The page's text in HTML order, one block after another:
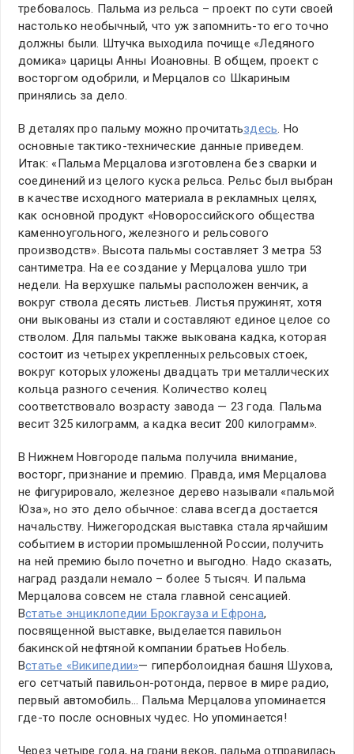
требовалось. Пальма из рельса – проект по сути своей
настолько необычный, что уж запомнить-то его точно
должны были. Штучка выходила почище «Ледяного
домика» царицы Анны Иоановны. В общем, проект с
восторгом одобрили, и Мерцалов со Шкариным
принялись за дело.
В деталях про пальму можно прочитатьздесь. Но
основные тактико-технические данные приведем.
Итак: «Пальма Мерцалова изготовлена без сварки и
соединений из целого куска рельса. Рельс был выбран
в качестве исходного материала в рекламных целях,
как основной продукт «Новороссийского общества
каменноугольного, железного и рельсового
производств». Высота пальмы составляет 3 метра 53
сантиметра. На ее создание у Мерцалова ушло три
недели. На верхушке пальмы расположен венчик, а
вокруг ствола десять листьев. Листья пружинят, хотя
они выкованы из стали и составляют единое целое со
стволом. Для пальмы также выкована кадка, которая
состоит из четырех укрепленных рельсовых стоек,
вокруг которых уложены двадцать три металлических
кольца разного сечения. Количество колец
соответствовало возрасту завода — 23 года. Пальма
весит 325 килограмм, а кадка весит 200 килограмм».
В Нижнем Новгороде пальма получила внимание,
восторг, признание и премию. Правда, имя Мерцалова
не фигурировало, железное дерево называли «пальмой
Юза», но это дело обычное: слава всегда достается
начальству. Нижегородская выставка стала ярчайшим
событием в истории промышленной России, получить
на ней премию было почетно и выгодно. Надо сказать,
наград раздали немало – более 5 тысяч. И пальма
Мерцалова совсем не стала главной сенсацией.
Встатье энциклопедии Брокгауза и Ефрона,
посвященной выставке, выделается павильон
бакинской нефтяной компании братьев Нобель.
Встатье «Википедии»— гиперболоидная башня Шухова,
его сетчатый павильон-ротонда, первое в мире радио,
первый автомобиль… Пальма Мерцалова упоминается
где-то после основных чудес. Но упоминается!
Через четыре года, на грани веков, пальма отправилась